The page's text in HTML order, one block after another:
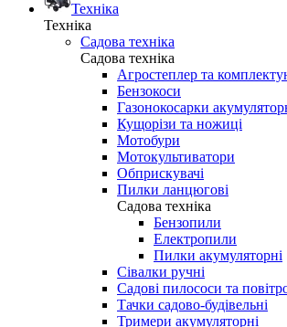
Техніка
Техніка
Садова техніка
Садова техніка
Агростеплер та
Бензокоси
Газонокосарки
Кущорізи та ножиці
Мотобури
Мотокультиватори
Обприскувачі
Пилки ланцюгові
Садова техніка
Бензопили
Електропили
Пилки акумуляторні
Сівалки ручні
Садові пилососи та
Тачки садово-будівельні
Тримери акумуляторні